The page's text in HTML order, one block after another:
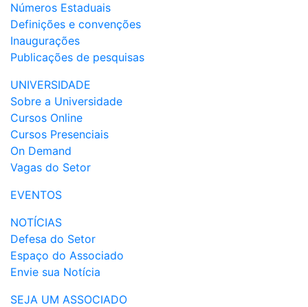
Números Estaduais
Definições e convenções
Inaugurações
Publicações de pesquisas
UNIVERSIDADE
Sobre a Universidade
Cursos Online
Cursos Presenciais
On Demand
Vagas do Setor
EVENTOS
NOTÍCIAS
Defesa do Setor
Espaço do Associado
Envie sua Notícia
SEJA UM ASSOCIADO